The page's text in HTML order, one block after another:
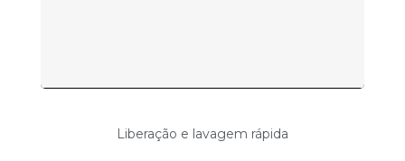
Liberação e lavagem rápida